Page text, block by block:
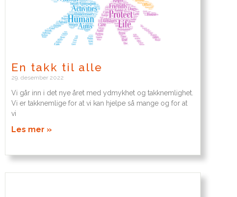
En takk til alle
29. desember 2022
Vi går inn i det nye året med ydmykhet og takknemlighet.
Vi er takknemlige for at vi kan hjelpe så mange og for at
vi
Les mer »